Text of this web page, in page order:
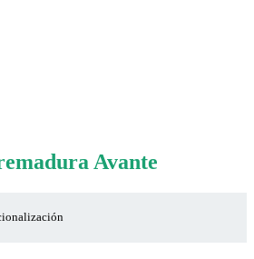
Avante